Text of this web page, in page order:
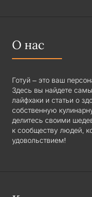
О нас
Готуй – это ваш
Здесь вы найдете
лайфхаки и статьи о
собственную
делитесь своими
к сообществу людей,
удовольствием!